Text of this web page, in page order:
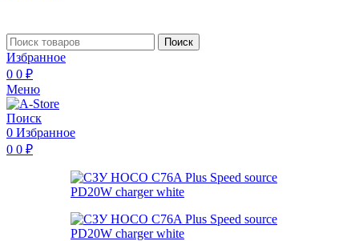
Поиск
Избранное
0 0 ₽
Меню
Поиск
0 Избранное
0 0 ₽